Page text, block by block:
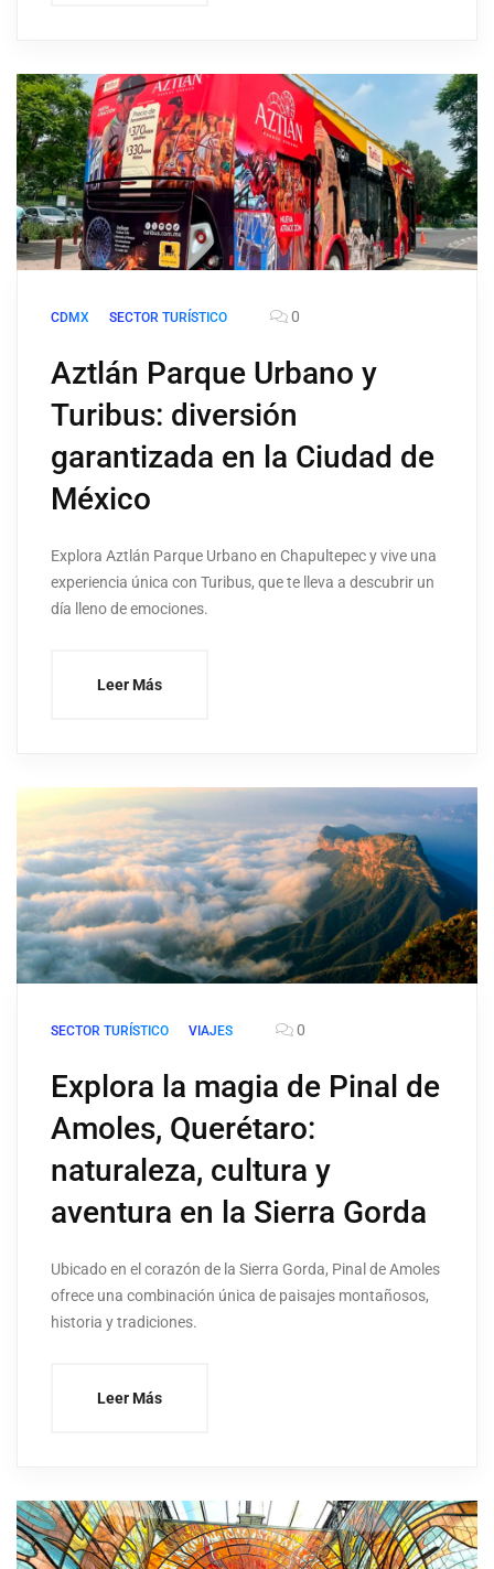
CDMX SECTOR TURÍSTICO 0
Aztlán Parque Urbano y
Turibus: diversión
garantizada en la Ciudad de
México
Explora Aztlán Parque Urbano en Chapultepec y vive una
experiencia única con Turibus, que te lleva a descubrir un
día lleno de emociones.
Leer Más
SECTOR TURÍSTICO VIAJES 0
Explora la magia de Pinal de
Amoles, Querétaro:
naturaleza, cultura y
aventura en la Sierra Gorda
Ubicado en el corazón de la Sierra Gorda, Pinal de Amoles
ofrece una combinación única de paisajes montañosos,
historia y tradiciones.
Leer Más